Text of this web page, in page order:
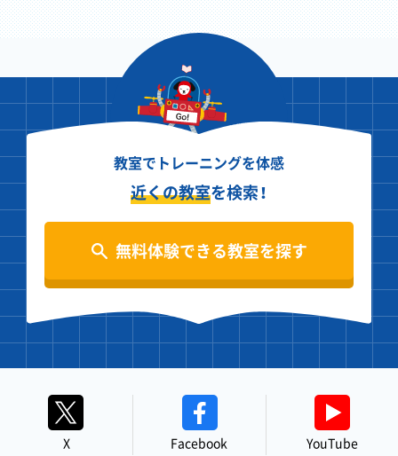
教室でトレーニングを体感
近くの教室を検索！
無料体験できる教室を探す
X Facebook YouTube